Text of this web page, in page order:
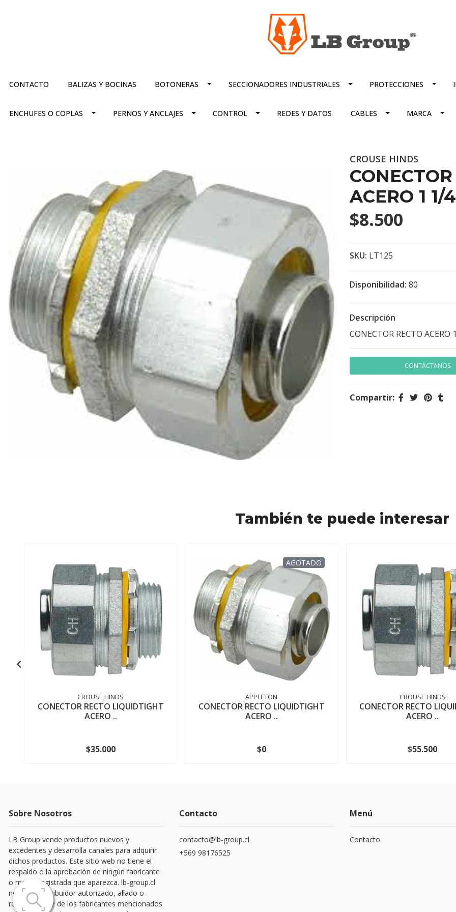
CONTACTO BALIZAS Y BOCINAS BOTONERAS SECCIONADORES INDUSTRIALES PROTECCIONES
ENCHUFES O COPLAS PERNOS Y ANCLAJES CONTROL REDES Y DATOS CABLES MARCA
CROUSE HINDS
ACERO 1 1/
$8.500
SKU: LT125
Disponibilidad: 80
Descripción
CONECTOR RECTO ACERO
CONTÁCTANOS
Compartir:
También te puede interesar
CROUSE HINDS
CONECTOR RECTO LIQUIDTIGHT
ACERO ..
$35.000
AGOTADO
APPLETON
CONECTOR RECTO LIQUIDTIGHT
ACERO ..
$0
CROUSE HINDS
CONECTOR RECTO
ACERO ..
$55.500
Sobre Nosotros
LB Group vende productos nuevos y
excedentes y desarrolla canales para adquirir
dichos productos. Este sitio web no tiene el
respaldo o la aprobación de ningún fabricante
o marca registrada que aparezca. lb-group.cl
no es un distribuidor autorizado, afiliado o
representante de los fabricantes mencionados
Contacto
contacto@lb-group.cl
+569 98176525
Menú
Contacto